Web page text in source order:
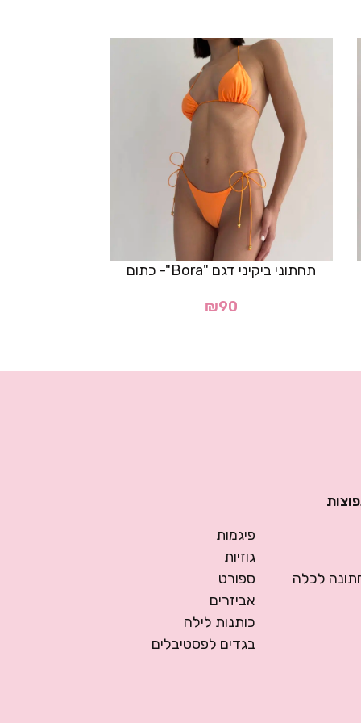
תחתוני ביקיני דגם "Bora"- כתום
₪90
לכלה
פיגמות
גוזיות
ספורט
אביזרים
כותנות לילה
בגדים לפסטיבלים